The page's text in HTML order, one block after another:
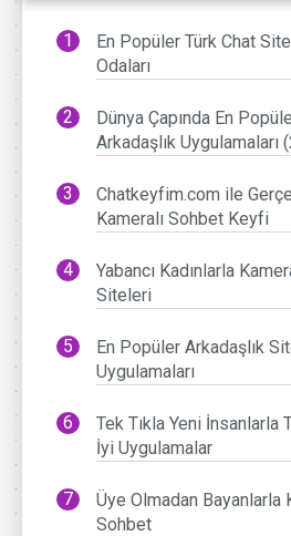
En Popüler Türk Chat
Odaları
Dünya Çapında En
Arkadaşlık Uygulamaları
Chatkeyfim.com ile
Kameralı Sohbet Keyfi
Yabancı Kadınlarla
Siteleri
En Popüler Arkadaşlık
Uygulamaları
Tek Tıkla Yeni İnsanlarla
İyi Uygulamalar
Üye Olmadan Bayanlarla
Sohbet